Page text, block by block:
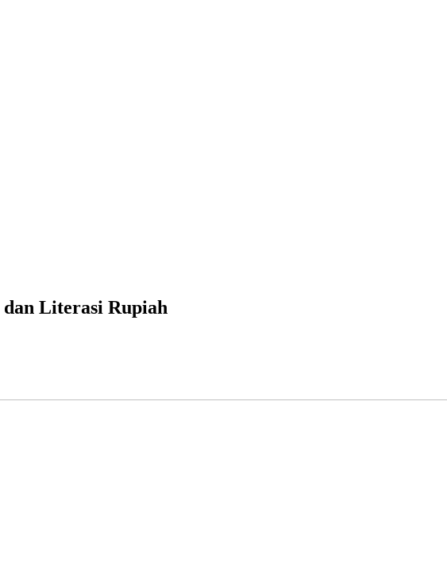
Literasi Rupiah